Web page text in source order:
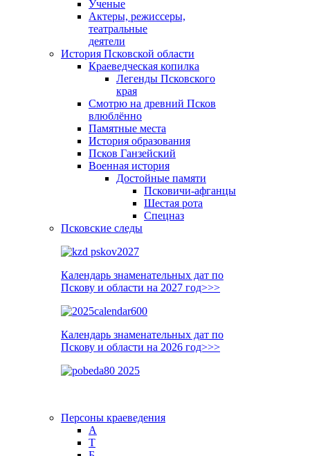
Ученые
Актеры, режиссеры,
театральные
деятели
История Псковской области
Краеведческая копилка
Легенды Псковского
края
Смотрю на древний Псков
влюблённо
Памятные места
История образования
Псков Ганзейский
Военная история
Достойные памяти
Псковичи-афганцы
Шестая рота
Спецназ
Псковские следы
Календарь знаменательных дат по
Пскову и области на 2027 год>>>
Календарь знаменательных дат по
Пскову и области на 2026 год>>>
Персоны краеведения
А
T